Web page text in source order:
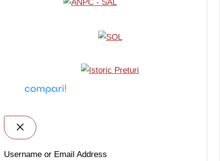
Username or Email Address